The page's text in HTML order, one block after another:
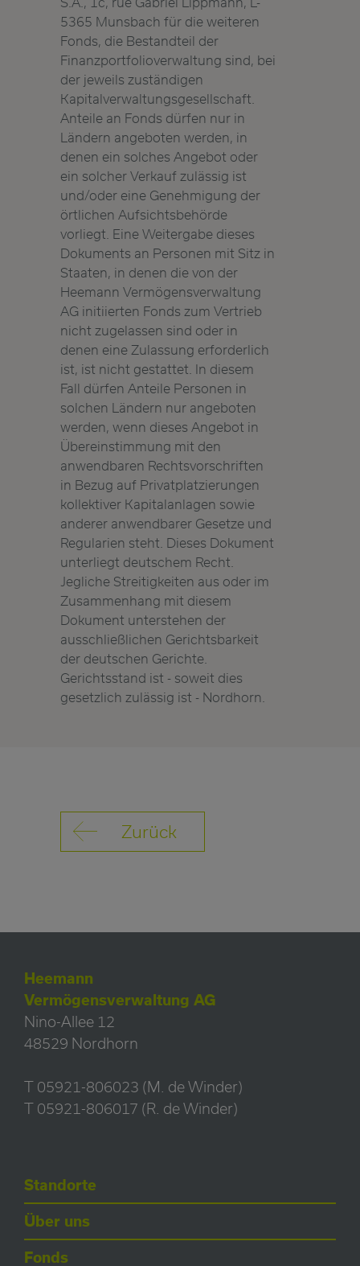
5365 Munsbach für die weiteren
Fonds, die Bestandteil der
Finanzportfolioverwaltung sind, bei
der jeweils zuständigen
Kapitalverwaltungsgesellschaft.
Anteile an Fonds dürfen nur in
Ländern angeboten werden, in
denen ein solches Angebot oder
ein solcher Verkauf zulässig ist
und/oder eine Genehmigung der
örtlichen Aufsichtsbehörde
vorliegt. Eine Weitergabe dieses
Dokuments an Personen mit Sitz in
Staaten, in denen die von der
Heemann Vermögensverwaltung
AG initiierten Fonds zum Vertrieb
nicht zugelassen sind oder in
denen eine Zulassung erforderlich
ist, ist nicht gestattet. In diesem
Fall dürfen Anteile Personen in
solchen Ländern nur angeboten
werden, wenn dieses Angebot in
Übereinstimmung mit den
anwendbaren Rechtsvorschriften
in Bezug auf Privatplatzierungen
kollektiver Kapitalanlagen sowie
anderer anwendbarer Gesetze und
Regularien steht. Dieses Dokument
unterliegt deutschem Recht.
Jegliche Streitigkeiten aus oder im
Zusammenhang mit diesem
Dokument unterstehen der
ausschließlichen Gerichtsbarkeit
der deutschen Gerichte.
Gerichtsstand ist - soweit dies
gesetzlich zulässig ist - Nordhorn.
Zurück
Heemann
Vermögensverwaltung AG
Nino-Allee 12
48529 Nordhorn
T 05921-806023 (M. de Winder)
T 05921-806017 (R. de Winder)
Standorte
Über uns
Fonds